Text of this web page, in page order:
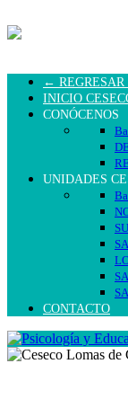
←
INICIO
CONÓCENOS
UNIDADES
CONTACTO